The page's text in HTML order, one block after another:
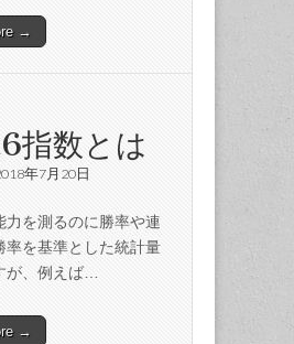
→
指数とは
年7月20日
力を測るのに勝率や連
率を基準とした統計量
が、例えば…
→